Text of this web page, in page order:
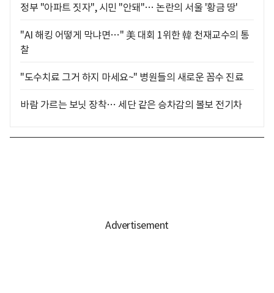
정부 "아파트 짓자", 시민 "안돼"… 논란의 서울 '황금 땅'
"AI 해킹 어떻게 막냐면…" 美 대회 1위한 韓 천재교수의 통
찰
"도수치료 그거 하지 마세요~" 병원들의 새로운 꼼수 진료
바람 가르는 보닛 장착… 세단 같은 승차감의 볼보 전기차